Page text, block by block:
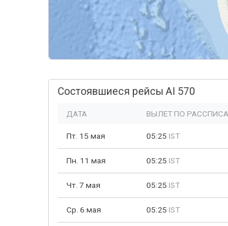
Состоявшиеся рейсы AI 570
ДАТА ВЫЛЕТ ПО
Пт. 15 мая 05:25 IST
Пн. 11 мая 05:25 IST
Чт. 7 мая 05:25 IST
Ср. 6 мая 05:25 IST